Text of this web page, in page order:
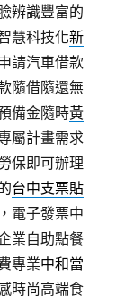
辨識豐富的
慧科技化新
請汽車借款
隨借隨還無
備金隨時黃
屬計畫需求
保即可辦理
台中支票貼
電子發票中
業自助點餐
專業中和當
時尚高端食